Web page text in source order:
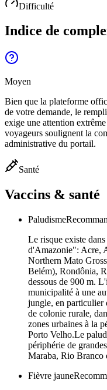
Difficulté
Indice de
Moyen
Bien que la plateforme
de votre demande, le
exige une attention
voyageurs soulignent la
administrative du portail.
Santé
Vaccins & santé
Paludisme
Le risque existe
d'Amazonie": Acre,
Northern Mato
Belém), Rondônia,
dessous de 900 m.
municipalité à une
jungle, en particulier
de colonie rurale,
zones urbaines à la
Porto Velho.Le
périphérie de
Maraba, Rio Branco
Fièvre jaune